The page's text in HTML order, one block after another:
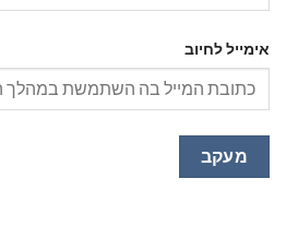
אימייל לחיוב
מעקב